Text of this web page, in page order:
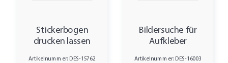
Stickerbogen
drucken lassen
Artikelnummer: DES-15762
Bildersuche für
Aufkleber
Artikelnummer: DES-16003